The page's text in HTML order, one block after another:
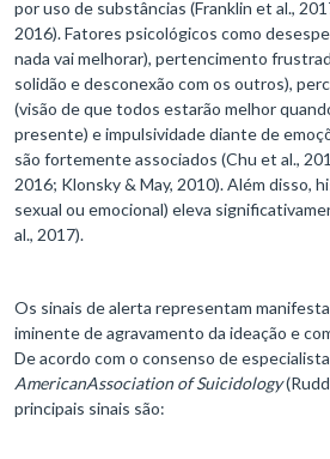
por uso de substâncias (Franklin et al.,
2016). Fatores psicológicos como
nada vai melhorar), pertencimento
solidão e desconexão com os outros),
(visão de que todos estarão melhor
presente) e impulsividade diante de
são fortemente associados (Chu et al.,
2016; Klonsky & May, 2010). Além disso,
sexual ou emocional) eleva
al., 2017).
Os sinais de alerta representam
iminente de agravamento da ideação e
De acordo com o consenso de
AmericanAssociation of Suicidology
principais sinais são: